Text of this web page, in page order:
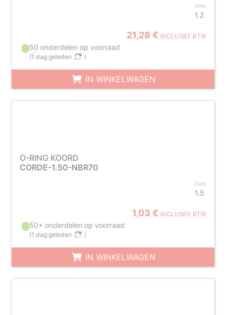
Dikte
1.2
21,28 € INCLUSIEF BTW
50 onderdelen op voorraad
(1 dag geleden )
IN WINKELWAGEN
O-RING KOORD
CORDE-1.50-NBR70
Dikte
1.5
1,03 € INCLUSIEF BTW
50+ onderdelen op voorraad
(1 dag geleden )
IN WINKELWAGEN